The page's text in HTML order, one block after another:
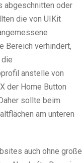
abgeschnitten oder
die von UIKit
Bereich verhindert,
anstelle von
der Home Button
sollte beim
am unteren
auch ohne große